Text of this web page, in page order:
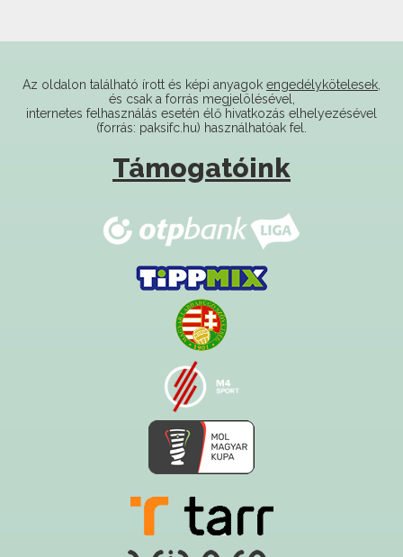
internetes felhasználás esetén élő hivatkozás elhelyezésével
(forrás: paksifc.hu) használhatóak fel.
Támogatóink